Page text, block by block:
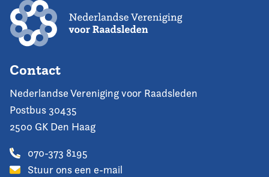
Contact
Nederlandse Vereniging voor Raadsleden
Postbus 30435
2500 GK Den Haag
070-373 8195
Stuur ons een e-mail